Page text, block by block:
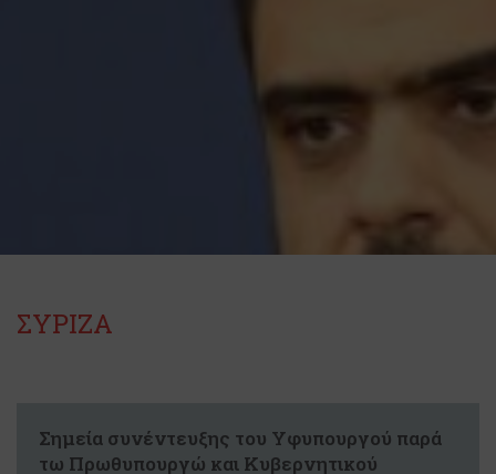
ΣΥΡΙΖΑ
Σημεία συνέντευξης του Υφυπουργού παρά
τω Πρωθυπουργώ και Κυβερνητικού